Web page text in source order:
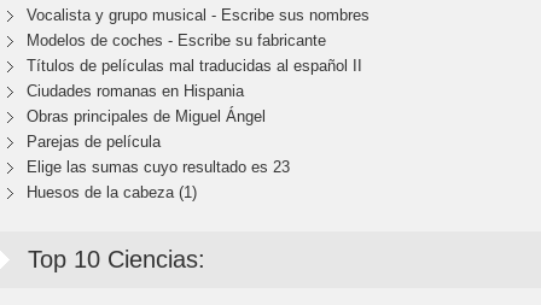
Vocalista y grupo musical - Escribe sus nombres
Modelos de coches - Escribe su fabricante
Títulos de películas mal traducidas al español II
Ciudades romanas en Hispania
Obras principales de Miguel Ángel
Parejas de película
Elige las sumas cuyo resultado es 23
Huesos de la cabeza (1)
Top 10 Ciencias: